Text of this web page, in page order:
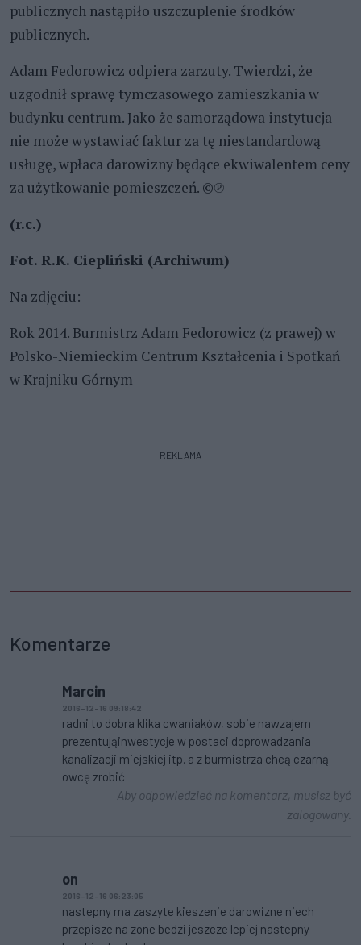
publicznych nastąpiło uszczuplenie środków
publicznych.
Adam Fedorowicz odpiera zarzuty. Twierdzi, że
uzgodnił sprawę tymczasowego zamieszkania w
budynku centrum. Jako że samorządowa instytucja
nie może wystawiać faktur za tę niestandardową
usługę, wpłaca darowizny będące ekwiwalentem ceny
za użytkowanie pomieszczeń. ©℗
(r.c.)
Fot. R.K. Ciepliński (Archiwum)
Na zdjęciu:
Rok 2014. Burmistrz Adam Fedorowicz (z prawej) w
Polsko-Niemieckim Centrum Kształcenia i Spotkań
w Krajniku Górnym
REKLAMA
Komentarze
Marcin
2016-12-16 09:18:42
radni to dobra klika cwaniaków, sobie nawzajem
prezentująinwestycje w postaci doprowadzania
kanalizacji miejskiej itp. a z burmistrza chcą czarną
owcę zrobić
Aby odpowiedzieć na komentarz, musisz być
zalogowany.
on
2016-12-16 06:23:05
nastepny ma zaszyte kieszenie darowizne niech
przepisze na zone bedzi jeszcze lepiej nastepny